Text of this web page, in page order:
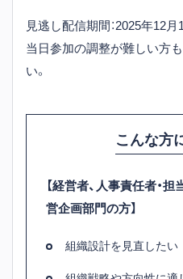
見逃し配信期間：2025年12
当日参加の調整が難しい方
い。
こんな方
【経営者、人事責任者・
営企画部門の方】
組織設計を見直したい